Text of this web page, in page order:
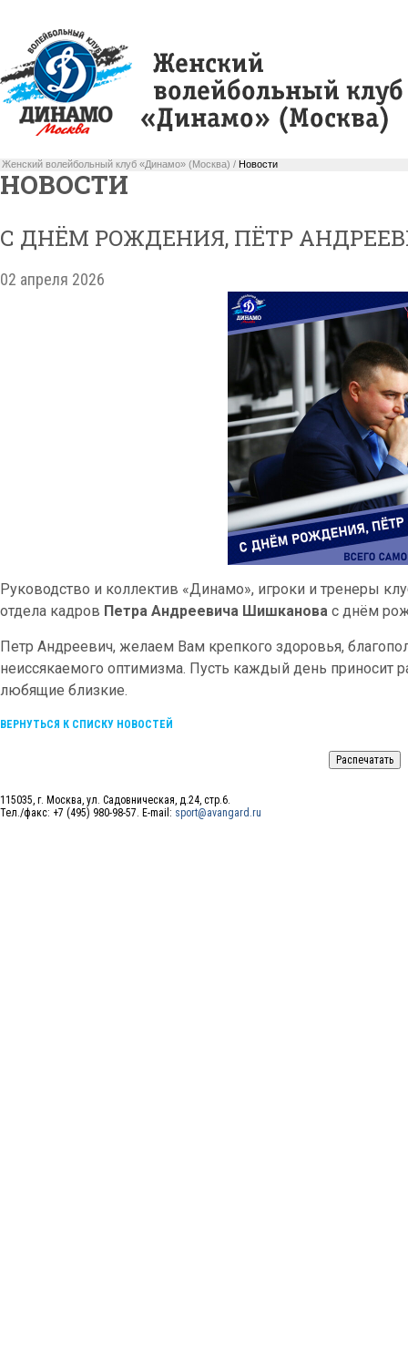
Женский волейбольный клуб «Динамо» (Москва) / Новости
НОВОСТИ
С ДНЁМ РОЖДЕНИЯ, ПЁТР
02 апреля 2026
Руководство и коллектив «Динамо», игроки и тренеры
отдела кадров Петра Андреевича Шишканова с днём
Петр Андреевич, желаем Вам крепкого здоровья,
неиссякаемого оптимизма. Пусть каждый день приносит
любящие близкие.
ВЕРНУТЬСЯ К СПИСКУ НОВОСТЕЙ
115035, г. Москва, ул. Садовническая, д.24, стр.6.
Тел./факс: +7 (495) 980-98-57. E-mail: sport@avangard.ru